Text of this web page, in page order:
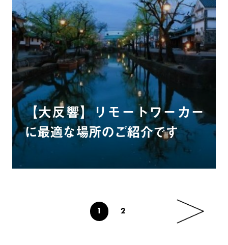
【大反響】リモートワーカー
に最適な場所のご紹介です
1 2